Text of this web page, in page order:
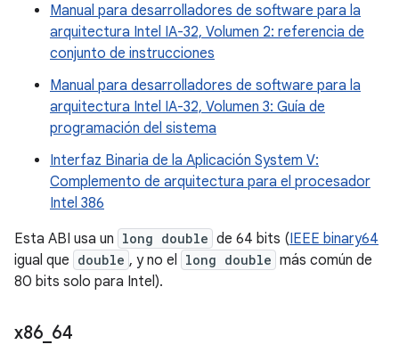
Manual para desarrolladores de software para la
arquitectura Intel IA-32, Volumen 2: referencia de
conjunto de instrucciones
Manual para desarrolladores de software para la
arquitectura Intel IA-32, Volumen 3: Guía de
programación del sistema
Interfaz Binaria de la Aplicación System V:
Complemento de arquitectura para el procesador
Intel 386
Esta ABI usa un long double de 64 bits (IEEE binary64
igual que double , y no el long double más común de
80 bits solo para Intel).
x86 64